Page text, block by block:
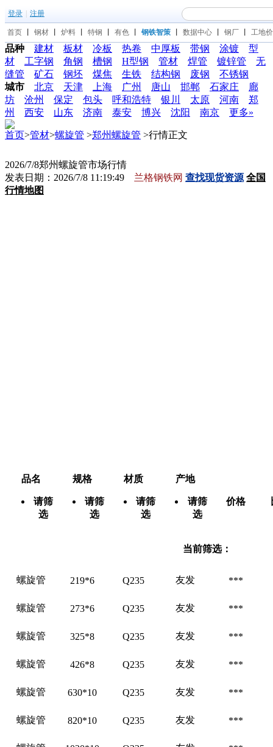
登录 注册
首页 钢材 炉料 特钢 有色 钢铁智策 数据中心 钢厂 工地价
品种 建材 板材 冷板 热卷 中厚板 带钢 涂镀
型
材
工字钢 角钢 槽钢 H型钢 管材 焊管 镀锌管
无
缝管
矿石 钢坯 煤焦 生铁 结构钢 废钢
不锈钢
城市
北京 天津 上海 广州 唐山 邯郸 石家庄
廊
坊
沧州 保定 包头 呼和浩特 银川 太原 河南
郑
州
西安 山东 济南 泰安 博兴 沈阳 南京 更多»
首页>管材>螺旋管 >郑州螺旋管 >行情正文
2026/7/8郑州螺旋管市场行情
发表日期：2026/7/8 11:19:49 兰格钢铁网 查找现货资源 全国
行情地图
品名
请筛
选
规格
请筛
选
材质
请筛
选
产地
请筛
选
价格
当前筛选：
螺旋管 219*6 Q235 友发 ***
螺旋管 273*6 Q235 友发 ***
螺旋管 325*8 Q235 友发 ***
螺旋管 426*8 Q235 友发 ***
螺旋管 630*10 Q235 友发 ***
螺旋管 820*10 Q235 友发 ***